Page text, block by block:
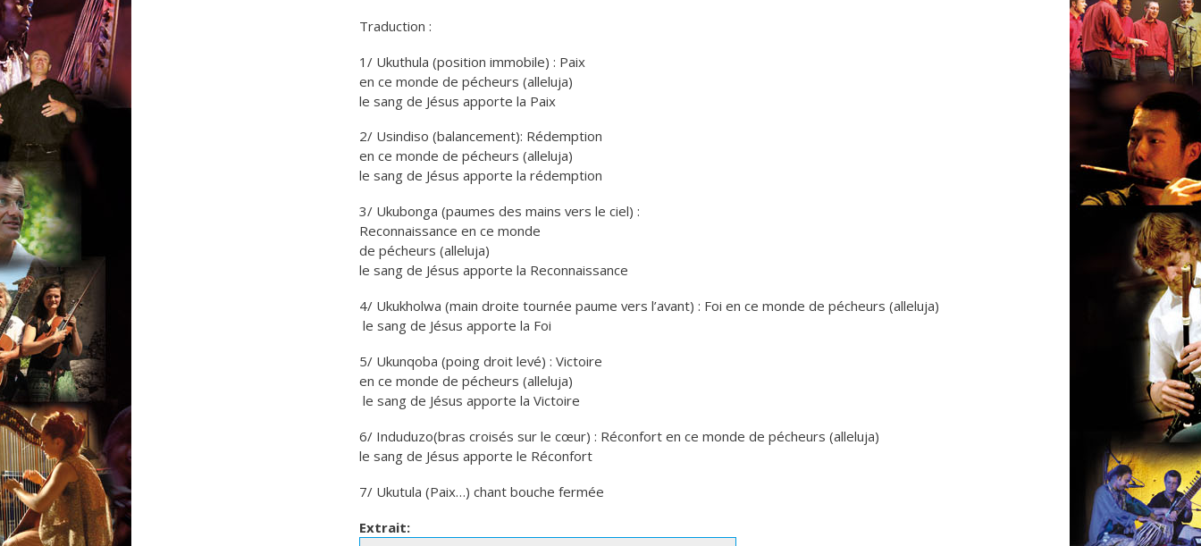
Traduction :
1/ Ukuthula (position immobile) : Paix
en ce monde de pécheurs (alleluja)
le sang de Jésus apporte la Paix
2/ Usindiso (balancement): Rédemption
en ce monde de pécheurs (alleluja)
le sang de Jésus apporte la rédemption
3/ Ukubonga (paumes des mains vers le ciel) :
Reconnaissance en ce monde
de pécheurs (alleluja)
le sang de Jésus apporte la Reconnaissance
4/ Ukukholwa (main droite tournée paume vers l’avant) : Foi en ce monde de pécheurs (alleluja)
le sang de Jésus apporte la Foi
5/ Ukunqoba (poing droit levé) : Victoire
en ce monde de pécheurs (alleluja)
le sang de Jésus apporte la Victoire
6/ Induduzo(bras croisés sur le cœur) : Réconfort en ce monde de pécheurs (alleluja)
le sang de Jésus apporte le Réconfort
7/ Ukutula (Paix…) chant bouche fermée
Extrait: